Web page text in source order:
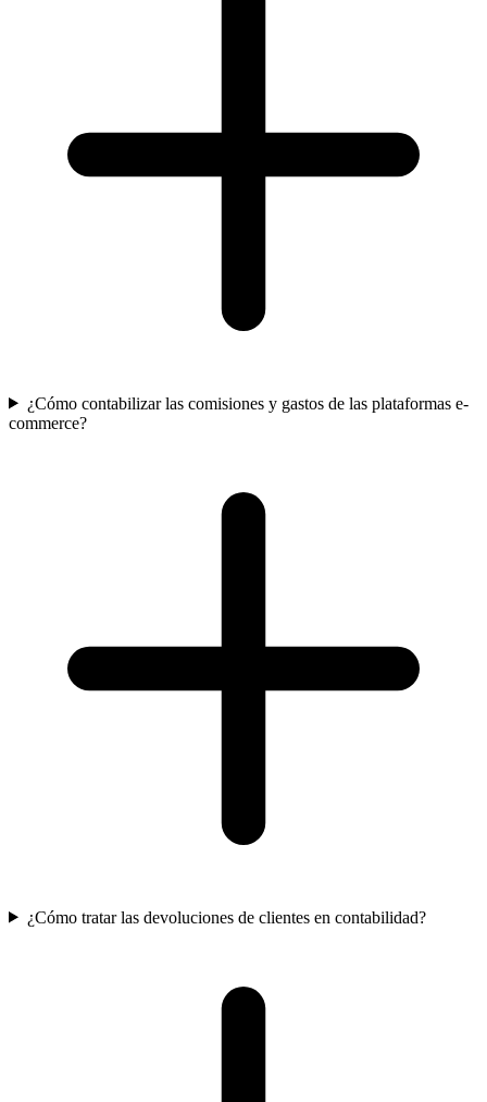
¿Cómo contabilizar las comisiones y gastos de las plataformas e-
commerce?
¿Cómo tratar las devoluciones de clientes en contabilidad?